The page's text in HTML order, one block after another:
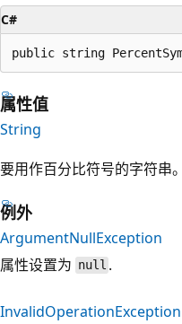
C#
public string
属性值
String
要用作百分比符号的字符串
例外
ArgumentNullException
属性设置为 null .
InvalidOperationException